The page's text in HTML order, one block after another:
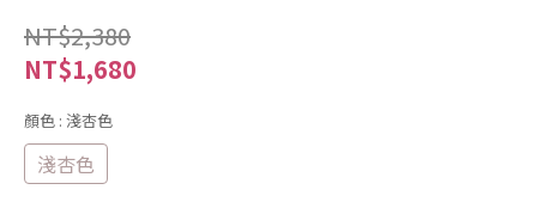
NT$2,380
NT$1,680
顏色 : 淺杏色
淺杏色